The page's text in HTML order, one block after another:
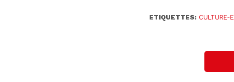
ETIQUETTES: CULTURE-